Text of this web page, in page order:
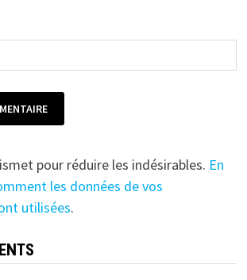
pour réduire les indésirables. En
les données de vos
utilisées.